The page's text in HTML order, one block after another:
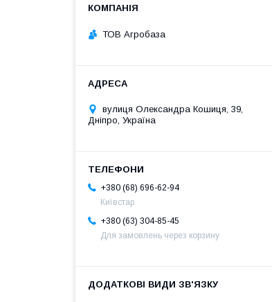
ТОВ Агробаза
вулиця Олександра Кошиця, 39,
Дніпро, Україна
+380 (68) 696-62-94
Київстар
+380 (63) 304-85-45
Для замовлень через корзину